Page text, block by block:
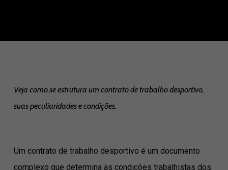
Veja como se estrutura um contrato de trabalho desportivo,
suas peculiaridades e condições.
Um contrato de trabalho desportivo é um documento
complexo que determina as condições trabalhistas dos